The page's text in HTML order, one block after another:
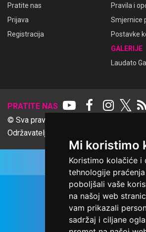
Mi koristimo
Koristimo kolačiće i
tehnologije
poboljšali vaše
na našoj web
vam prikazali
sadržaj i ciljane
Pratite nas
Prijava
Registracija
Pravila i
Smjernice
Postavke
GALERIJE
Laudato
PRATITE NAS 𝕏
© Sva prava pridržana Udruga Ime
Održavatelj Netcom d.o.o., Riva 6, Rijeka